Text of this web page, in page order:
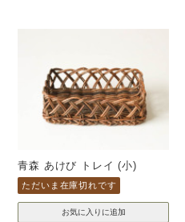
青森 あけび トレイ (小)
ただいま在庫切れです